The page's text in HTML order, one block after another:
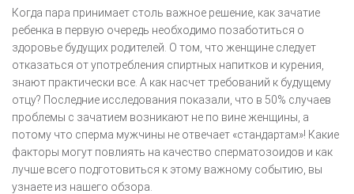
Когда пара принимает столь важное решение, как зачатие
ребенка в первую очередь необходимо позаботиться о
здоровье будущих родителей. О том, что женщине следует
отказаться от употребления спиртных напитков и курения,
знают практически все. А как насчет требований к будущему
отцу? Последние исследования показали, что в 50% случаев
проблемы с зачатием возникают не по вине женщины, а
потому что сперма мужчины не отвечает «стандартам»! Какие
факторы могут повлиять на качество сперматозоидов и как
лучше всего подготовиться к этому важному событию, вы
узнаете из нашего обзора.